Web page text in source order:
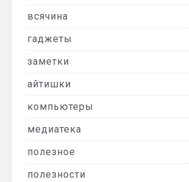
всячина
гаджеты
заметки
айтишки
компьютеры
медиатека
полезное
полезности